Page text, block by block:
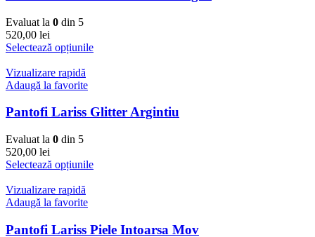
Evaluat la 0 din 5
520,00 lei
Selectează opțiunile
Vizualizare rapidă
Adaugă la favorite
Pantofi Lariss Glitter Argintiu
Evaluat la 0 din 5
520,00 lei
Selectează opțiunile
Vizualizare rapidă
Adaugă la favorite
Pantofi Lariss Piele Intoarsa Mov